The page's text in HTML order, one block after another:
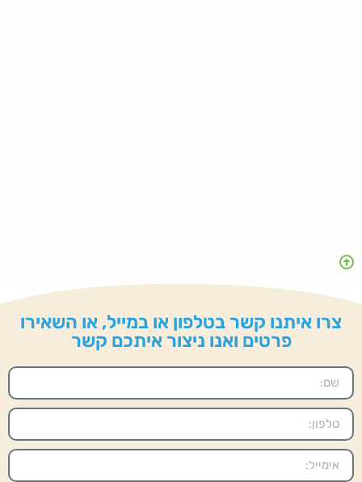
צרו איתנו קשר בטלפון או במייל, או השאירו
פרטים ואנו ניצור איתכם קשר